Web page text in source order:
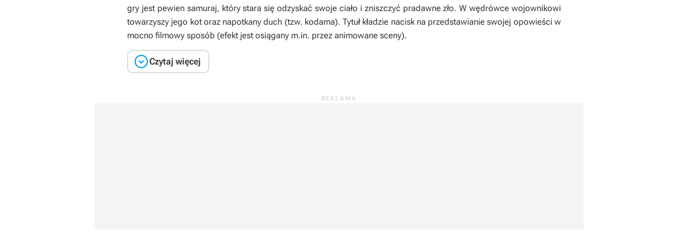
gry jest pewien samuraj, który stara się odzyskać swoje ciało i zniszczyć pradawne zło. W wędrówce wojownikowi
towarzyszy jego kot oraz napotkany duch (tzw. kodama). Tytuł kładzie nacisk na przedstawianie swojej opowieści w
mocno filmowy sposób (efekt jest osiągany m.in. przez animowane sceny).
Czytaj więcej